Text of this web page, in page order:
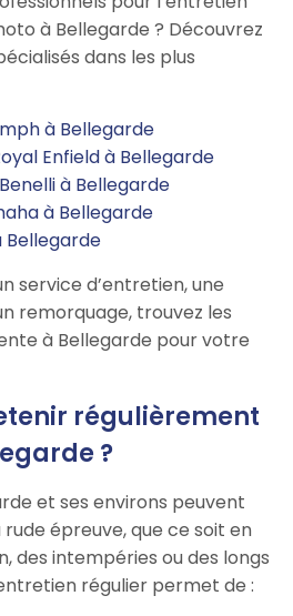
à Bellegarde ? Découvrez
dans les plus
à Bellegarde
Enfield à Bellegarde
à Bellegarde
à Bellegarde
Bellegarde
service d’entretien, une
remorquage, trouvez les
à Bellegarde pour votre
régulièrement
?
et ses environs peuvent
épreuve, que ce soit en
des intempéries ou des longs
régulier permet de :